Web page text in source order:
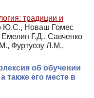
традиции и
Ю.С., Новаш Гомес
Г.Д., Савченко
Фуртуозу Л.М.,
об обучении
также его месте в